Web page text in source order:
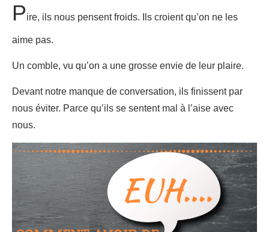
Pire, ils nous pensent froids. Ils croient qu’on ne les
aime pas.
Un comble, vu qu’on a une grosse envie de leur plaire.
Devant notre manque de conversation, ils finissent par
nous éviter. Parce qu’ils se sentent mal à l’aise avec
nous.